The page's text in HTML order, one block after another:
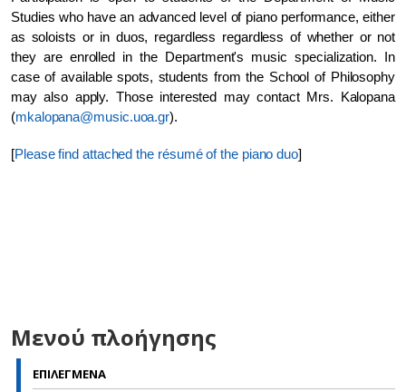
Studies who have an advanced level of piano performance, either
as soloists or in duos, regardless regardless of whether or not
they are enrolled in the Department's music specialization. In
case of available spots, students from the School of Philosophy
may also apply. Those interested may contact Mrs. Kalopana
(mkalopana@music.uoa.gr).
[Please find attached the résumé of the piano duo]
Μενού πλοήγησης
ΕΠΙΛΕΓΜΕΝΑ